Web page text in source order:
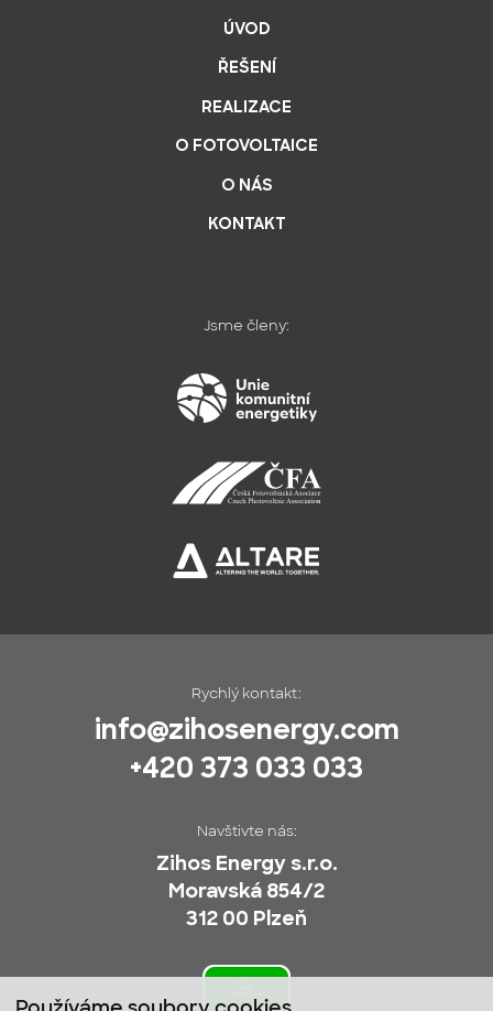
ÚVOD
ŘEŠENÍ
REALIZACE
O FOTOVOLTAICE
O NÁS
KONTAKT
Jsme členy:
Rychlý kontakt:
info@zihosenergy.com
+420 373 033 033
Navštivte nás:
Zihos Energy s.r.o.
Moravská 854/2
312 00 Plzeň